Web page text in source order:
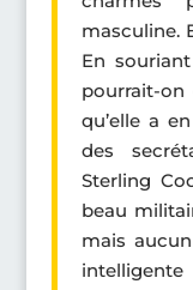
masculine.
En
pourrait-on
qu’elle a
des
Sterling
beau
mais